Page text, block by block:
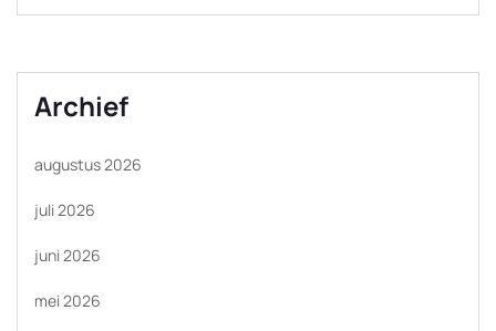
Archief
augustus 2026
juli 2026
juni 2026
mei 2026